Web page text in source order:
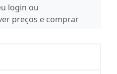
login ou
preços e comprar